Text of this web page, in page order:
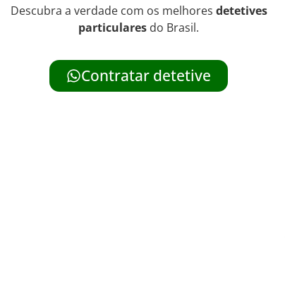
Descubra a verdade com os melhores detetives
particulares do Brasil.
Contratar detetive